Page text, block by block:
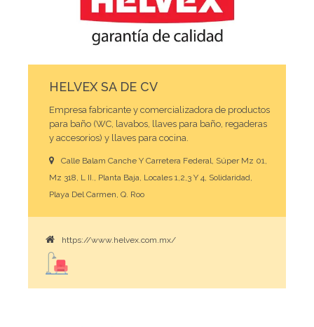
HELVEX SA DE CV
Empresa fabricante y comercializadora de productos
para baño (WC, lavabos, llaves para baño, regaderas
y accesorios) y llaves para cocina.
Calle Balam Canche Y Carretera Federal, Súper Mz 01,
Mz 318, L II., Planta Baja, Locales 1,2,3 Y 4, Solidaridad,
Playa Del Carmen, Q. Roo
https://www.helvex.com.mx/